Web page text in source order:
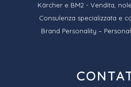
Kärcher e BM2 - Vendita,
Consulenza specializzata e
Brand Personality –